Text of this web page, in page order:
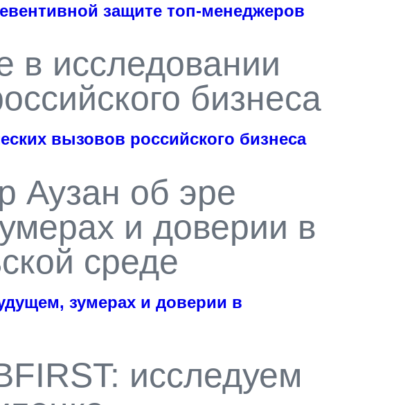
защите топ-менеджеров
в исследовании
бизнеса
вызовов российского бизнеса
Аузан об эре
и доверии в
среде
зумерах и доверии в
исследуем